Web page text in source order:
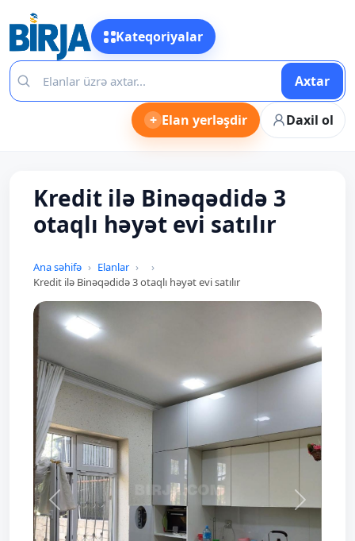
Kateqoriyalar
Axtar
+ Elan yerləşdir Daxil ol
Kredit ilə Binəqədidə 3
otaqlı həyət evi satılır
Ana səhifə
Elanlar
Kredit ilə Binəqədidə 3 otaqlı həyət evi satılır
Prev Next